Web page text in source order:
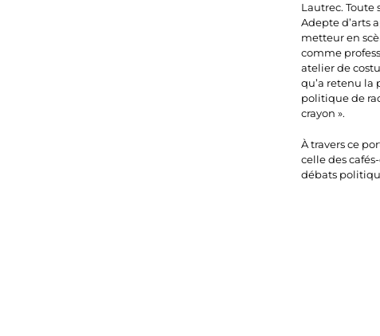
Lautrec. Toute
Adepte d’arts
metteur en
comme
atelier de
qu’a retenu la
politique de
crayon ».
À travers ce
celle des
débats